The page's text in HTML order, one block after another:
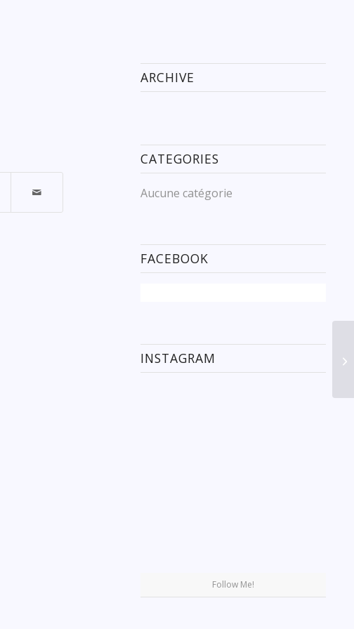
ARCHIVE
CATEGORIES
Aucune catégorie
FACEBOOK
INSTAGRAM
Follow Me!